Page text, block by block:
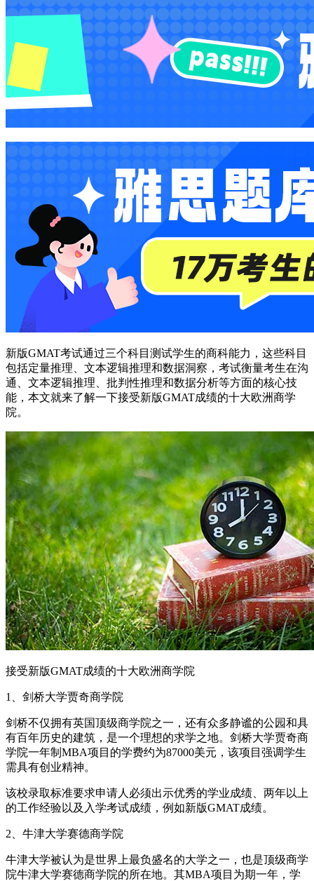
新版GMAT考试通过三个科目测试学生的商科能力，这些科目
包括定量推理、文本逻辑推理和数据洞察，考试衡量考生在沟
通、文本逻辑推理、批判性推理和数据分析等方面的核心技
能，本文就来了解一下接受新版GMAT成绩的十大欧洲商学
院。
接受新版GMAT成绩的十大欧洲商学院
1、剑桥大学贾奇商学院
剑桥不仅拥有英国顶级商学院之一，还有众多静谧的公园和具
有百年历史的建筑，是一个理想的求学之地。剑桥大学贾奇商
学院一年制MBA项目的学费约为87000美元，该项目强调学生
需具有创业精神。
该校录取标准要求申请人必须出示优秀的学业成绩、两年以上
的工作经验以及入学考试成绩，例如新版GMAT成绩。
2、牛津大学赛德商学院
牛津大学被认为是世界上最负盛名的大学之一，也是顶级商学
院牛津大学赛德商学院的所在地。其MBA项目为期一年，学